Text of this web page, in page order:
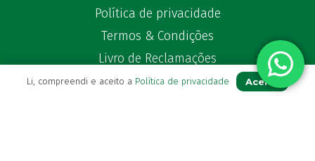
Política de privacidade
Termos & Condições
Livro de Reclamações
Li, compreendi e aceito a Política de privacidade Aceito